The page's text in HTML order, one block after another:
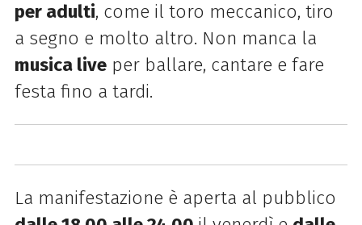
per adulti, come il toro meccanico, tiro
a segno e molto altro. Non manca la
musica liveper ballare, cantare e fare
festa fino a tardi.
La manifestazione è aperta al pubblico